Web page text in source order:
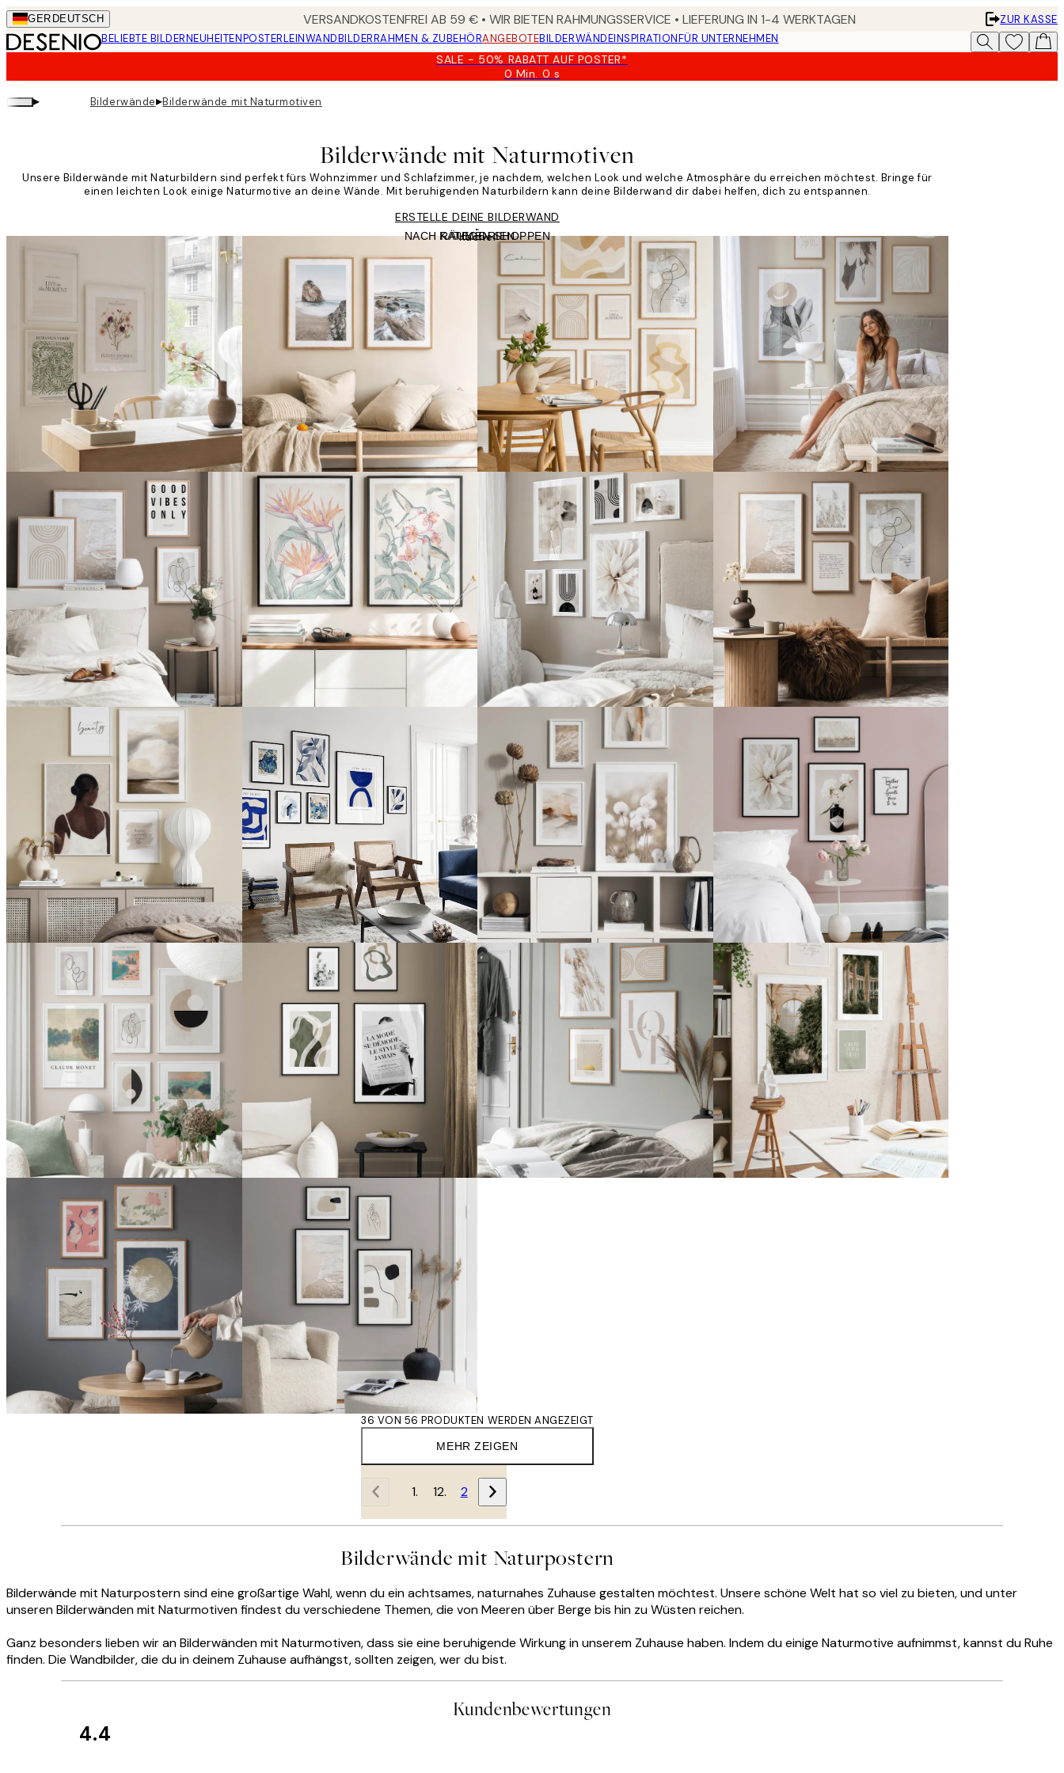
Skip
to
main
GER DEUTSCH VERSANDKOSTENFREI AB 59 € • WIR BIETEN RAHMUNGSSERVICE • LIEFERUNG IN 1-4 WERKTAGEN
ZUR KASSE
BELIEBTE BILDERNEUHEITENPOSTERLEINWANDBILDERRAHMEN & ZUBEHÖRANGEBOTEBILDERWÄNDEINSPIRATIONFÜR UNTERNEHMEN
SALE - 50% RABATT AUF POSTER*
0 Min. 0 s
Gültig
▸ Bilderwände▸Bilderwände mit Naturmotiven
Bilderwände mit Naturmotiven
Unsere Bilderwände mit Naturbildern sind perfekt fürs Wohnzimmer und Schlafzimmer, je nachdem, welchen Look und welche Atmosphäre du erreichen möchtest. Bringe für
einen leichten Look einige Naturmotive an deine Wände. Mit beruhigenden Naturbildern kann deine Bilderwand dir dabei helfen, dich zu entspannen.
ERSTELLE DEINE BILDERWAND
KATEGORIEN
Kachel
NACH RÄUMEN SHOPPEN
MEHR ZEIGEN
36 VON 56 PRODUKTEN WERDEN ANGEZEIGT
1 2
Bilderwände mit Naturpostern
Bilderwände mit Naturpostern sind eine großartige Wahl, wenn du ein achtsames, naturnahes Zuhause gestalten möchtest. Unsere schöne Welt hat so viel zu bieten, und unter
unseren Bilderwänden mit Naturmotiven findest du verschiedene Themen, die von Meeren über Berge bis hin zu Wüsten reichen.
Ganz besonders lieben wir an Bilderwänden mit Naturmotiven, dass sie eine beruhigende Wirkung in unserem Zuhause haben. Indem du einige Naturmotive aufnimmst, kannst du Ruhe
finden. Die Wandbilder, die du in deinem Zuhause aufhängst, sollten zeigen, wer du bist.
Kundenbewertungen
4.4